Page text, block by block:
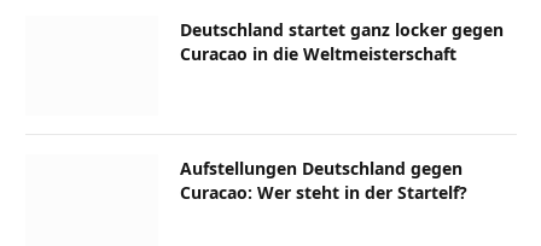
Deutschland startet ganz locker gegen
Curacao in die Weltmeisterschaft
Aufstellungen Deutschland gegen
Curacao: Wer steht in der Startelf?